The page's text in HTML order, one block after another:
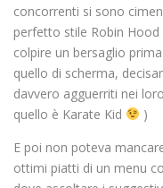
concorrenti si sono
perfetto stile Robin Hood
colpire un bersaglio
quello di scherma,
davvero agguerriti nei
quello è Karate Kid
)
E poi non poteva
ottimi piatti di un menu